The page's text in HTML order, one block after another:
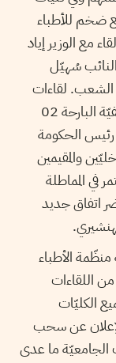
ضخم للأطباء
مع الوزير إياد
سُهيّل
لقاءات
جديدة لم تسفر حتى تاريخ عقد الندوة الصحفيّة البارحة 02
رئيس الحكومة
والمقيمين
في المماطلة
اتفاق جديد
الأطباء
اللقاءات
الكليّات
فيفري، ليتمّ الإعلان عن سحب
الجامعيّة ما عدى